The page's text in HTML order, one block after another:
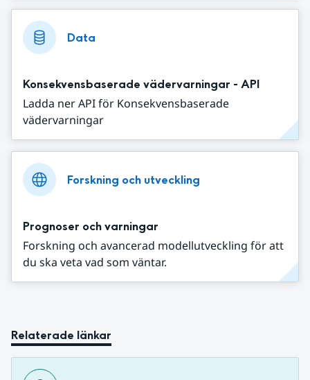
Data
Konsekvensbaserade vädervarningar - API
Ladda ner API för Konsekvensbaserade
vädervarningar
Forskning och utveckling
Prognoser och varningar
Forskning och avancerad modellutveckling för att
du ska veta vad som väntar.
Relaterade länkar